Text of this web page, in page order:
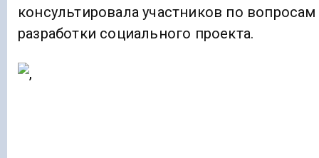
консультировала участников по вопросам
разработки социального проекта.